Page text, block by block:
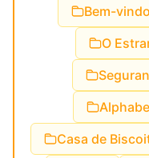
Bem-
O
Casa de